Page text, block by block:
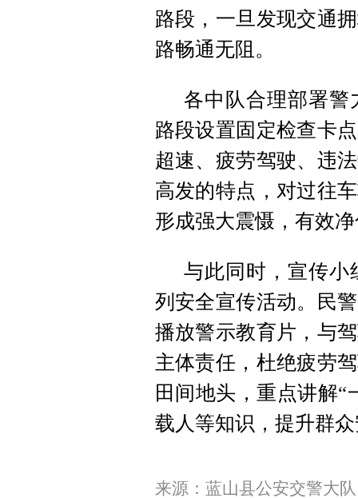
路段，一旦发现交通
路畅通无阻。
各中队合理部署警
路段设置固定检查卡
超速、疲劳驾驶、违
高发的特点，对过往
形成强大震慑，有效
与此同时，宣传小
列安全宣传活动。民
播放警示教育片，与
主体责任，杜绝疲劳
田间地头，重点讲解
载人等知识，提升群
来源：蓝山县公安交警大队